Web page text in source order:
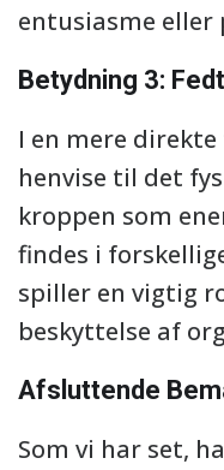
entusiasme
Betydning 3:
I en mere
henvise til det
kroppen som
findes i
spiller en vigtig
beskyttelse af
Afsluttende
Som vi har set,